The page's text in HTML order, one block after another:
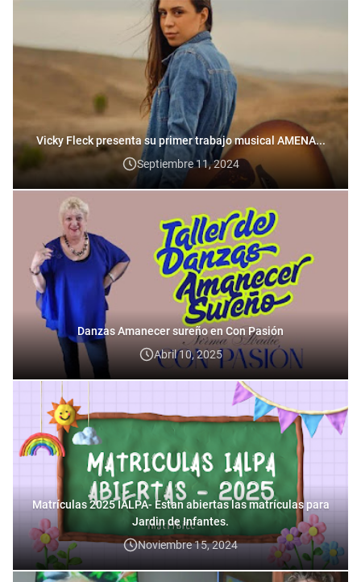
Vicky Fleck presenta su primer trabajo musical AMENA...
Septiembre 11, 2024
Danzas Amanecer sureño en Con Pasión
Abril 10, 2025
Matrículas 2025 IALPA- Estan abiertas las matrículas para
Jardin de Infantes.
Noviembre 15, 2024